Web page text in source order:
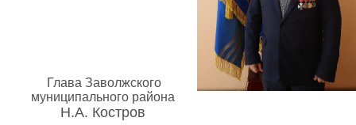
Глава Заволжского
муниципального района
Н.А. Костров